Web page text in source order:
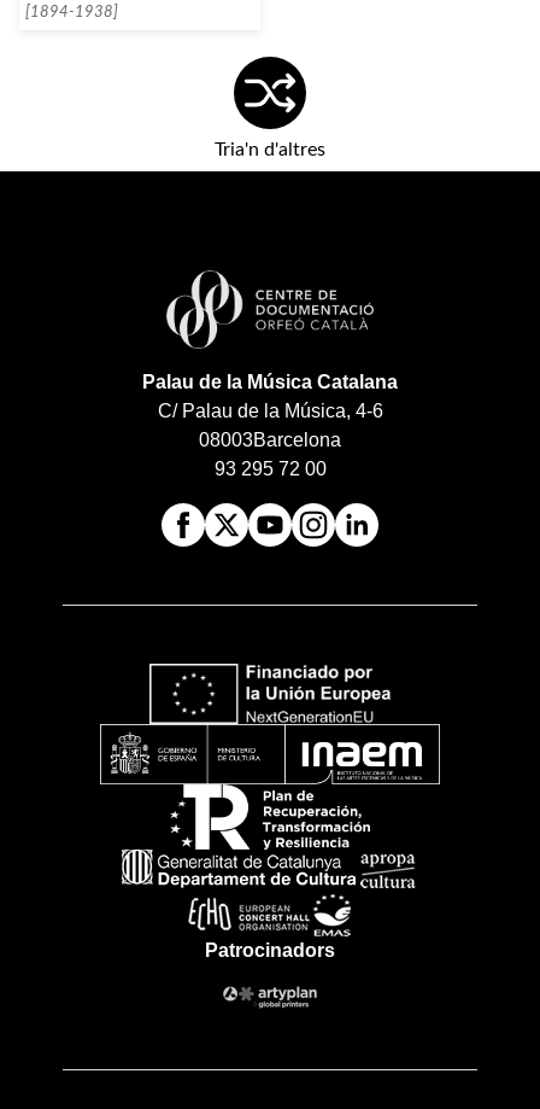
[1894-1938]
Tria'n d'altres
Palau de la Música Catalana
C/ Palau de la Música, 4-6
08003Barcelona
93 295 72 00
Patrocinadors